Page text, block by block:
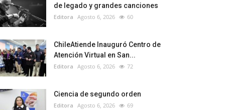
de legado y grandes canciones
Editora Agosto 6, 2026 60
ChileAtiende Inauguró Centro de
Atención Virtual en San...
Editora Agosto 6, 2026 72
Ciencia de segundo orden
Editora Agosto 6, 2026 69